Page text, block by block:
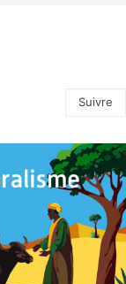
Suivre